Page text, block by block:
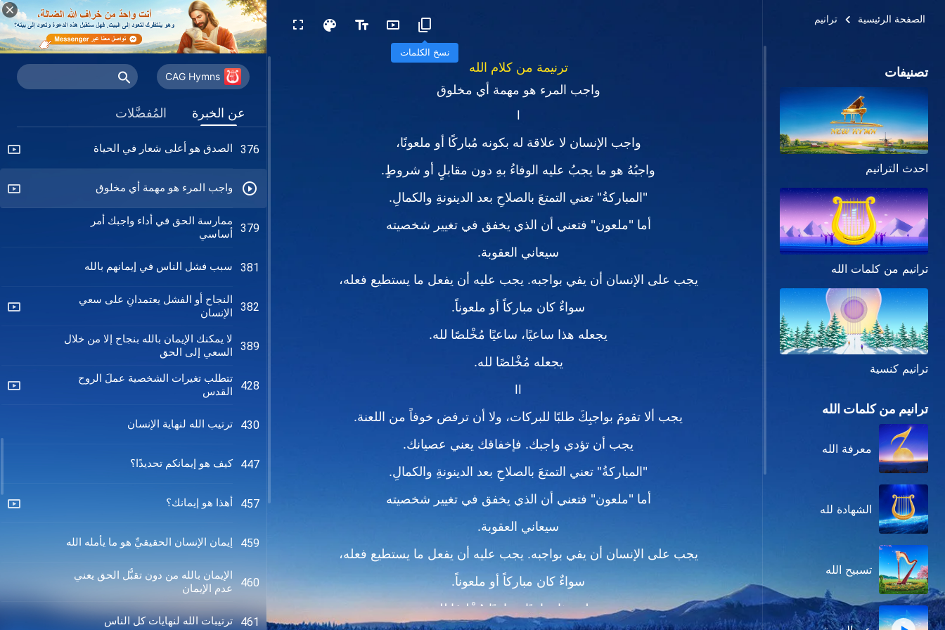
الصفحة الرئيسية ترانيم
نسخ الكلمات
تصنيفات
احدث الترانيم
ترانيم من كلمات الله
ترانيم كنسية
ترانيم من كلمات الله
معرفة الله
الشهادة لله
تسبيح الله
ترنيمة من كلام الله
واجب المرء هو مهمة أي مخلوق
I
واجب الإنسان لا علاقة له بكونه مُباركًا أو ملعونًا،
واجبُهُ هو ما يجبُ عليه الوفاءُ بهِ دون مقابلٍ أو شروطٍ.
"المباركةُ" تعني التمتعَ بالصلاحِ بعد الدينونةِ والكمالِ.
أما "ملعون" فتعني أن الذي يخفق في تغيير شخصيته
سيعاني العقوبة.
يجب على الإنسان أن يفي بواجبه. يجب عليه أن يفعل ما يستطيع فعله،
سواءٌ كان مباركاً أو ملعوناً.
يجعله هذا ساعيًا، ساعيًا مُخْلصًا لله.
يجعله مُخْلصًا لله.
II
يجب ألا تقومَ بواجبِكَ طلبًا للبركات، ولا أن ترفض خوفاً من اللعنة.
يجب أن تؤدي واجبك. فإخفاقك يعني عصيانك.
"المباركةُ" تعني التمتعَ بالصلاحِ بعد الدينونةِ والكمالِ.
أما "ملعون" فتعني أن الذي يخفق في تغيير شخصيته
سيعاني العقوبة.
يجب على الإنسان أن يفي بواجبه. يجب عليه أن يفعل ما يستطيع فعله،
سواءٌ كان مباركاً أو ملعوناً.
يجعله هذا ساعيًا، ساعيًا مُخْلصًا لله.
CAG Hymns
عن الخبرة المُفضَّلات
356 قدِّم كيانك كله لعمل الله
358 لا أحد يفهم مشيئة الله
359 ما يجب أن يسعى له الشَّباب
376 الصدق هو أعلى شعار في الحياة
واجب المرء هو مهمة أي مخلوق
379
ممارسة الحق في أداء واجبك أمر
أساسي
381 سبب فشل الناس في إيمانهم بالله
382
النجاح أو الفشل يعتمدانِ على سعي
الإنسان
389
لا يمكنك الإيمان بالله بنجاح إلا من خلال
السعي إلى الحق
428
تتطلب تغيرات الشخصية عملَ الروح
القدس
430 ترتيب الله لنهاية الإنسان
447 كيف هو إيمانكم تحديدًا؟
457 أهذا هو إيمانك؟
459 إيمان الإنسان الحقيقيِّ هو ما يأمله الله
460
الإيمان بالله من دون تقبُّل الحق يعني
عدم الإيمان
461 ترتيبات الله لنهايات كل الناس